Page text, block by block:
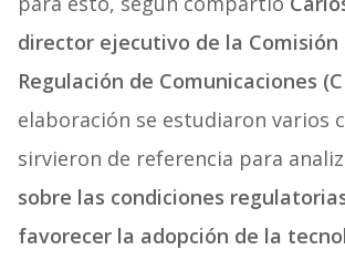
director ejecutivo de la Comisión
Regulación de Comunicaciones
elaboración se estudiaron varios
sirvieron de referencia para
sobre las condiciones
favorecer la adopción de la